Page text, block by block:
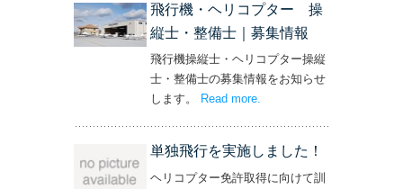
飛行機・ヘリコプター 操
縦士・整備士｜募集情報
飛行機操縦士・ヘリコプター操縦
士・整備士の募集情報をお知らせ
します。
Read more– ‘飛行機・ヘリコプター
.
単独飛行を実施しました！
ヘリコプター免許取得に向けて訓